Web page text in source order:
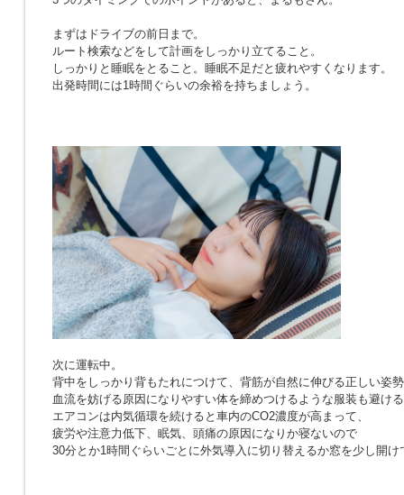
まずはドライブの前日まで。
ルート検索などをして計画をしっかり立てること。
しっかりと睡眠をとること。睡眠不足だと疲れやすくなります。
出発時間には1時間ぐらいの余裕を持ちましょう。
次に運転中。
背中をしっかり背もたれにつけて、背筋が自然に伸びる正しい姿
血流を妨げる原因になりやすい体を締めつけるような服装も避け
エアコンは内気循環を続けると車内のCO2濃度が高まって、
疲労や注意力低下、眠気、頭痛の原因になりか寝ないので
30分とか1時間ぐらいごとに外気導入に切り替えるか窓を少し開け